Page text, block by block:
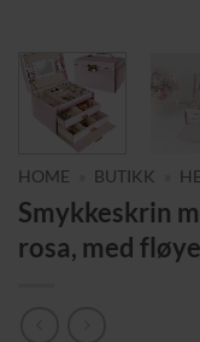
HOME BUTIKK
Smykkeskrin
rosa, med